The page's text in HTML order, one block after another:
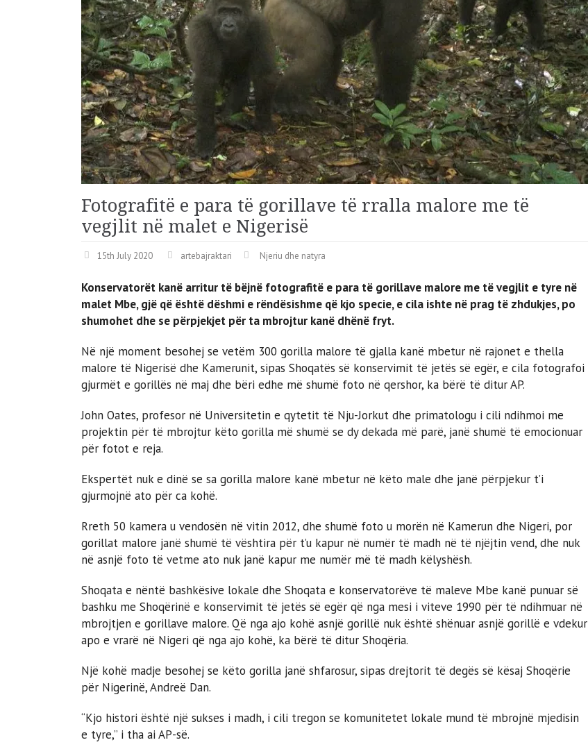
Fotografitë e para të gorillave të rralla malore me të
vegjlit në malet e Nigerisë
15th July 2020 artebajraktari Njeriu dhe natyra
Konservatorët kanë arritur të bëjnë fotografitë e para të gorillave malore me të vegjlit e tyre në
malet Mbe, gjë që është dëshmi e rëndësishme që kjo specie, e cila ishte në prag të zhdukjes, po
shumohet dhe se përpjekjet për ta mbrojtur kanë dhënë fryt.
Në një moment besohej se vetëm 300 gorilla malore të gjalla kanë mbetur në rajonet e thella
malore të Nigerisë dhe Kamerunit, sipas Shoqatës së konservimit të jetës së egër, e cila fotografoi
gjurmët e gorillës në maj dhe bëri edhe më shumë foto në qershor, ka bërë të ditur AP.
John Oates, profesor në Universitetin e qytetit të Nju-Jorkut dhe primatologu i cili ndihmoi me
projektin për të mbrojtur këto gorilla më shumë se dy dekada më parë, janë shumë të emocionuar
për fotot e reja.
Ekspertët nuk e dinë se sa gorilla malore kanë mbetur në këto male dhe janë përpjekur t’i
gjurmojnë ato për ca kohë.
Rreth 50 kamera u vendosën në vitin 2012, dhe shumë foto u morën në Kamerun dhe Nigeri, por
gorillat malore janë shumë të vështira për t’u kapur në numër të madh në të njëjtin vend, dhe nuk
në asnjë foto të vetme ato nuk janë kapur me numër më të madh këlyshësh.
Shoqata e nëntë bashkësive lokale dhe Shoqata e konservatorëve të maleve Mbe kanë punuar së
bashku me Shoqërinë e konservimit të jetës së egër që nga mesi i viteve 1990 për të ndihmuar në
mbrojtjen e gorillave malore. Që nga ajo kohë asnjë gorillë nuk është shënuar asnjë gorillë e vdekur
apo e vrarë në Nigeri që nga ajo kohë, ka bërë të ditur Shoqëria.
Një kohë madje besohej se këto gorilla janë shfarosur, sipas drejtorit të degës së kësaj Shoqërie
për Nigerinë, Andreë Dan.
“Kjo histori është një sukses i madh, i cili tregon se komunitetet lokale mund të mbrojnë mjedisin
e tyre,” i tha ai AP-së.